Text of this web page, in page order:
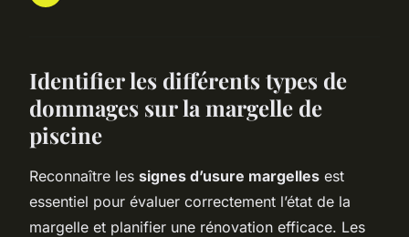
Identifier les différents types de
dommages sur la margelle de
piscine
Reconnaître les signes d’usure margelles est
essentiel pour évaluer correctement l’état de la
margelle et planifier une rénovation efficace. Les